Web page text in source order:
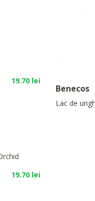
19.70 lei
Benecos
Lac de
19.70 lei